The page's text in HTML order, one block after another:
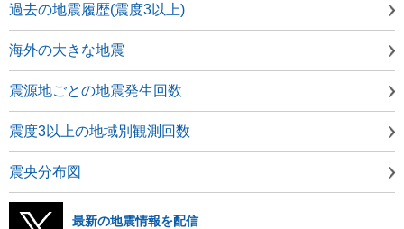
過去の地震履歴(震度3以上)
海外の大きな地震
震源地ごとの地震発生回数
震度3以上の地域別観測回数
震央分布図
最新の地震情報を配信